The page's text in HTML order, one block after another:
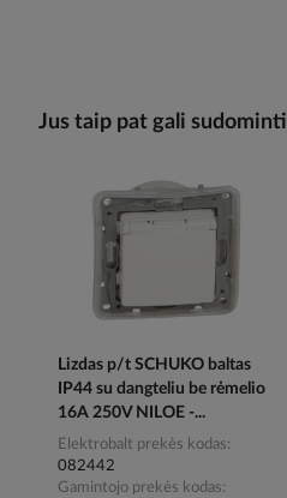
Jus taip pat gali sudominti
Lizdas p/t SCHUKO baltas
IP44 su dangteliu be rėmelio
16A 250V NILOE -...
Elektrobalt prekės kodas
082442
Gamintojo prekės kodas